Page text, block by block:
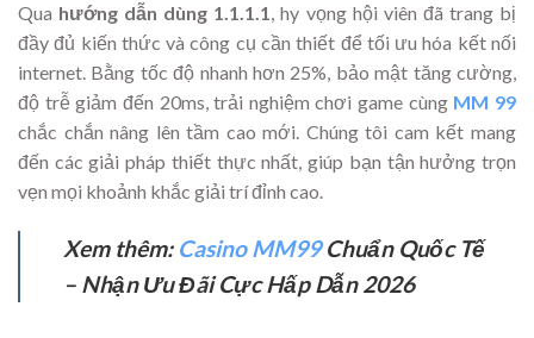
Qua hướng dẫn dùng 1.1.1.1, hy vọng hội viên đã trang bị
đầy đủ kiến thức và công cụ cần thiết để tối ưu hóa kết nối
internet. Bằng tốc độ nhanh hơn 25%, bảo mật tăng cường,
độ trễ giảm đến 20ms, trải nghiệm chơi game cùng MM 99
chắc chắn nâng lên tầm cao mới. Chúng tôi cam kết mang
đến các giải pháp thiết thực nhất, giúp bạn tận hưởng trọn
vẹn mọi khoảnh khắc giải trí đỉnh cao.
Xem thêm: Casino MM99Chuẩn Quốc Tế
– Nhận Ưu Đãi Cực Hấp Dẫn 2026